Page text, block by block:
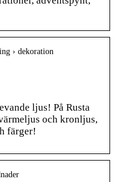
› dekoration
ljus! På Rusta
och kronljus,
färger!